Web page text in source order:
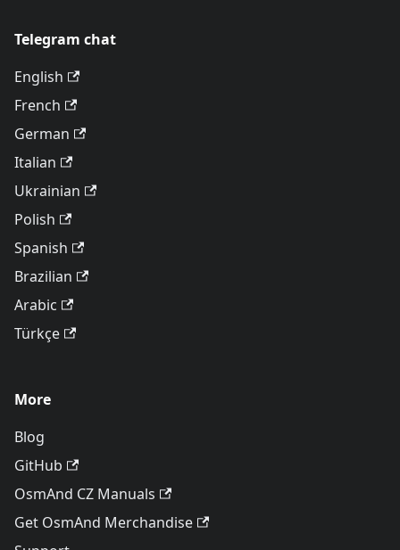
Telegram chat
English
French
German
Italian
Ukrainian
Polish
Spanish
Brazilian
Arabic
Türkçe
More
Blog
GitHub
OsmAnd CZ Manuals
Get OsmAnd Merchandise